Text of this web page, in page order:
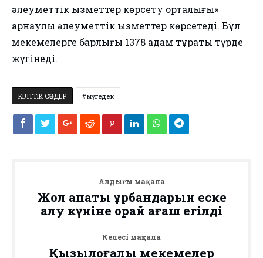
әлеуметтік қызметтер көрсету орталығы»
арнаулы әлеуметтік қызметтер көрсетеді. Бұл
мекемелерге барлығы 1378 адам тұрақты түрде
жүгінеді.
КІЛТТІК СӨЗДЕР мүгедек
Алдыңғы мақала
Жол апаты құрбандарын еске
алу күніне орай ағаш егілді
Келесі мақала
Қызылқоғалық мекемелер